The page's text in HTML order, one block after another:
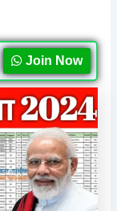
Join Now